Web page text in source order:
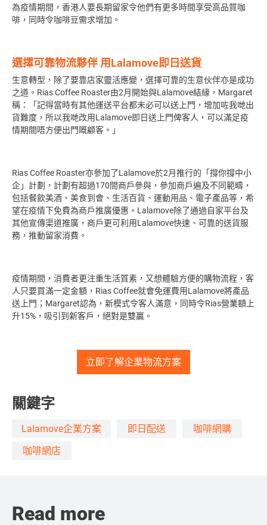
為疫情期間，香港人要長期留家令他們有更多時間享受高品質咖
啡，同時令咖啡豆需求增加。
選擇可靠物流夥伴 用Lalamove即日送貨
生意轉型，除了要靠店家靈活應變，選擇可靠的生意伙伴亦是成功
之道。Rias Coffee Roaster由2月開始與Lalamove結緣，Margaret
稱：「記得當時有其他運送平台都未必可以送上門，增加咗我哋出
貨難度，所以我哋改用Lalamove即日送上門俾客人，可以滿足疫
情期間唔方便出門嘅顧客。」
Rias Coffee Roaster亦參加了Lalamove於2月推行的「撐你撐中小
企」計劃，計劃有超過170間商戶參與，參加商戶遍及不同範疇，
包括餐飲美酒、美食到會、生活百貨、運動用品、電子產品等，希
望在疫情下免費為商戶推廣優惠。Lalamove除了通過自家平台及
其他宣傳渠道推廣，商戶更可利用Lalamove快速、可靠的送貨服
務，推動留家消費。
疫情期間，消費者更注重生活質素，又想體驗方便的購物流程，客
人只要買滿一定金額，Rias Coffee就會免運費用Lalamove將產品
送上門；Margaret認為，新模式令客人滿意，同時令Rias營業額上
升15%，吸引到新客戶，絕對是雙贏。
立即了解企業物流方案
關鍵字
Lalamove企業方案 即日配送
咖啡網購
咖啡網店
Read more